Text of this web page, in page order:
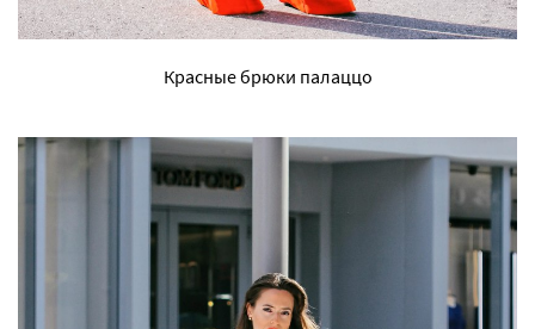
Красные брюки палаццо